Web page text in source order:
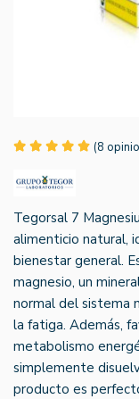
(8
Tegorsal 7
alimenticio natural,
bienestar general.
magnesio, un
normal del sistema
la fatiga. Además,
metabolismo
simplemente
producto es